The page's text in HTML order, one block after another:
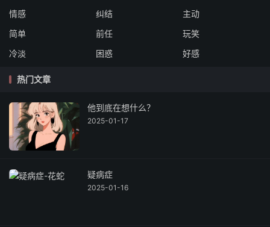
情感
纠结
主动
简单
前任
玩笑
冷淡
困惑 好感
热门文章
他到底在想什么？
2025-01-17
疑病症
2025-01-16